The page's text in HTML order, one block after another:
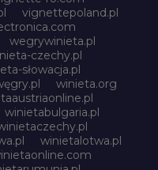
vignettepoland.pl
wegrywinieta.pl
czechy.pl
słowacja.pl
winieta.org
winietabulgaria.pl
winietalotwa.pl